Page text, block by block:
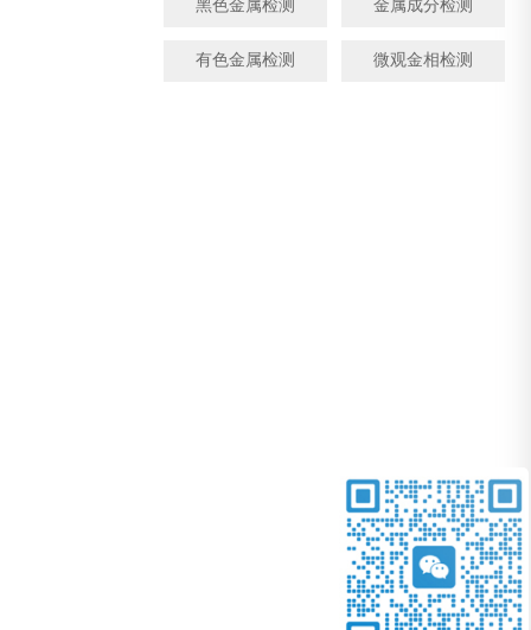
黑色金属检测 金属成分检测
有色金属检测 微观金相检测